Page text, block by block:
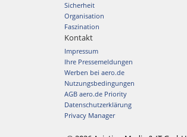
Sicherheit
Organisation
Faszination
Kontakt
Impressum
Ihre Pressemeldungen
Werben bei aero.de
Nutzungsbedingungen
AGB aero.de Priority
Datenschutzerklärung
Privacy Manager